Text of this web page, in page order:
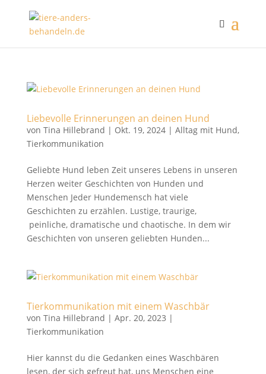
Liebevolle Erinnerungen an deinen Hund
von Tina Hillebrand | Okt. 19, 2024| Alltag mit Hund,
Tierkommunikation
Geliebte Hund leben Zeit unseres Lebens in unseren
Herzen weiter Geschichten von Hunden und
Menschen Jeder Hundemensch hat viele
Geschichten zu erzählen. Lustige, traurige,
peinliche, dramatische und chaotische. In dem wir
Geschichten von unseren geliebten Hunden...
Tierkommunikation mit einem Waschbär
von Tina Hillebrand | Apr. 20, 2023 |
Tierkommunikation
Hier kannst du die Gedanken eines Waschbären
lesen, der sich gefreut hat, uns Menschen eine